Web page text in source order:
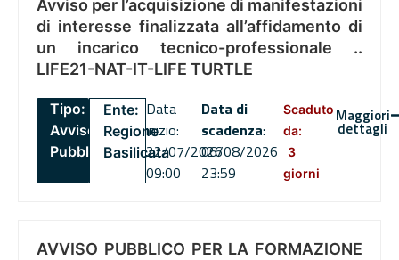
Avviso per l’acquisizione di manifestazioni
di interesse finalizzata all’affidamento di
un incarico tecnico-professionale ..
LIFE21-NAT-IT-LIFE TURTLE
Tipo:
Avviso
Pubblico
Ente:
Regione
Basilicata
Data
inizio:
22/07/2026
09:00
Data di
scadenza:
06/08/2026
23:59
Scaduto
da:
3
giorni
Maggiori
dettagli
AVVISO PUBBLICO PER LA FORMAZIONE